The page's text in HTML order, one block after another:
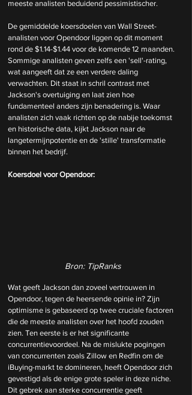
meeste analisten beduidend pessimistischer.
De gemiddelde koersdoelen van Wall Street-
analisten voor Opendoor liggen op dit moment
rond de $1.14-$1.44 voor de komende 12 maanden.
Sommige analisten geven zelfs een 'sell'-rating,
wat aangeeft dat ze een verdere daling
verwachten. Dit staat in schril contrast met
Jackson's overtuiging en laat zien hoe
fundamenteel anders zijn benadering is. Waar
analisten zich vaak richten op de nabije toekomst
en historische data, kijkt Jackson naar de
langetermijnpotentie en de 'stille' transformatie
binnen het bedrijf.
Koersdoel voor Opendoor:
Bron: TipRanks
Wat geeft Jackson dan zoveel vertrouwen in
Opendoor, tegen de heersende opinie in? Zijn
optimisme is gebaseerd op twee cruciale factoren
die de meeste analisten over het hoofd zouden
zien. Ten eerste is er het significante
concurrentievoordeel. Na de mislukte pogingen
van concurrenten zoals Zillow en Redfin om de
iBuying-markt te domineren, heeft Opendoor zich
gevestigd als de enige grote speler in deze niche.
Dit gebrek aan sterke concurrentie geeft